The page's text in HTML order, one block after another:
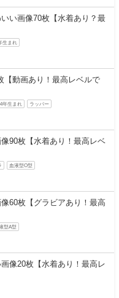
い画像70枚【水着あり？最
生まれ
【動画あり！最高レベルで
年生まれ ラッパー
90枚【水着あり！最高レベ
血液型O型
60枚【グラビアあり！最高
型A型
像20枚【水着あり！最高レ